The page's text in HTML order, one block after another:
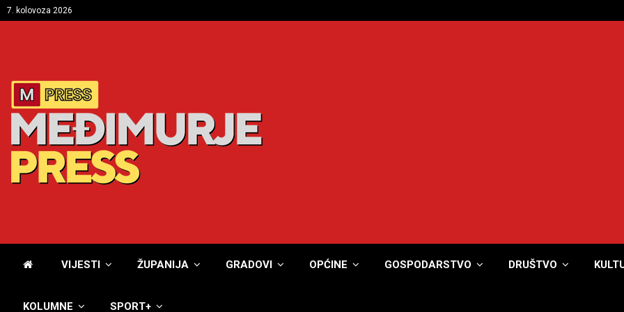
7. kolovoza 2026
VIJESTI ŽUPANIJA GRADOVI OPĆINE GOSPODARSTVO DRUŠTVO
KOLUMNE SPORT+